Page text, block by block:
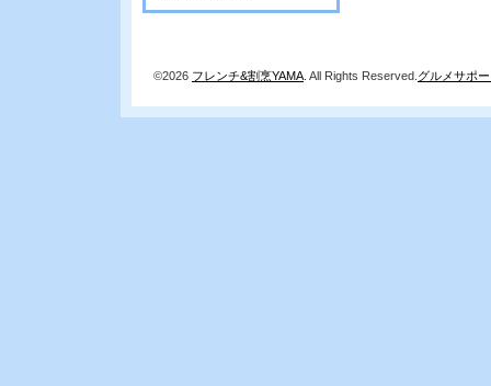
©2026 フレンチ&割烹YAMA . All Rights Reserved. グルメサポ